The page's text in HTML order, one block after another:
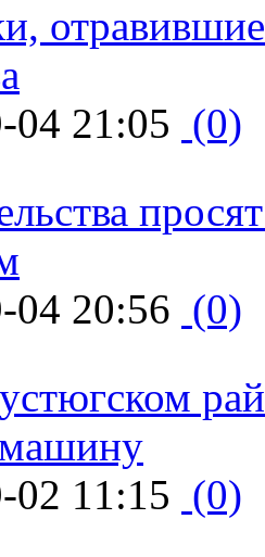
04 21:05 (0)
04 20:56 (0)
02 11:15 (0)